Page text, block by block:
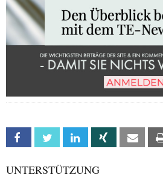
Facebook Twitter Linkedin Xing Email
UNTERSTÜTZUNG